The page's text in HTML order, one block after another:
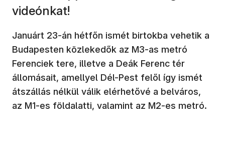
videónkat!
Januárt 23-án hétfőn ismét birtokba vehetik a
Budapesten közlekedők az M3-as metró
Ferenciek tere, illetve a Deák Ferenc tér
állomásait, amellyel Dél-Pest felől így ismét
átszállás nélkül válik elérhetővé a belváros,
az M1-es földalatti, valamint az M2-es metró.